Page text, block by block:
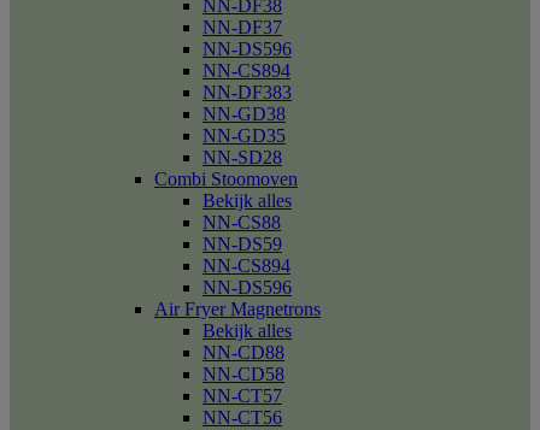
NN-DF38
NN-DF37
NN-DS596
NN-CS894
NN-DF383
NN-GD38
NN-GD35
NN-SD28
Combi Stoomoven
Bekijk alles
NN-CS88
NN-DS59
NN-CS894
NN-DS596
Air Fryer Magnetrons
Bekijk alles
NN-CD88
NN-CD58
NN-CT57
NN-CT56